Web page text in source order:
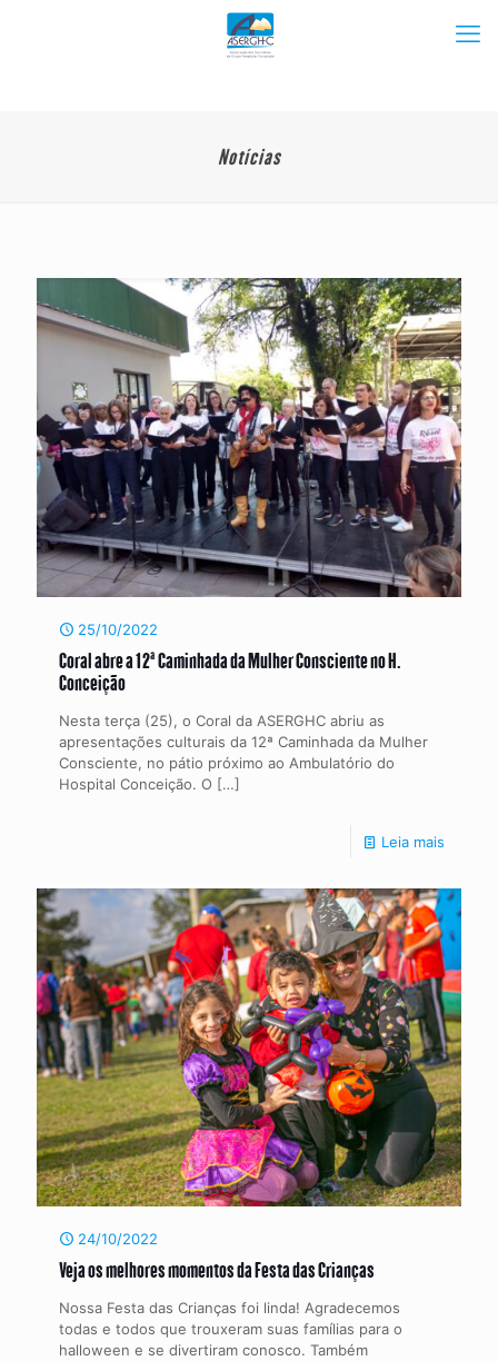
Notícias
25/10/2022
Coral abre a 12ª Caminhada da Mulher Consciente no H.
Conceição
Nesta terça (25), o Coral da ASERGHC abriu as
apresentações culturais da 12ª Caminhada da Mulher
Consciente, no pátio próximo ao Ambulatório do
Hospital Conceição. O […]
Leia mais
24/10/2022
Veja os melhores momentos da Festa das Crianças
Nossa Festa das Crianças foi linda! Agradecemos
todas e todos que trouxeram suas famílias para o
halloween e se divertiram conosco. Também